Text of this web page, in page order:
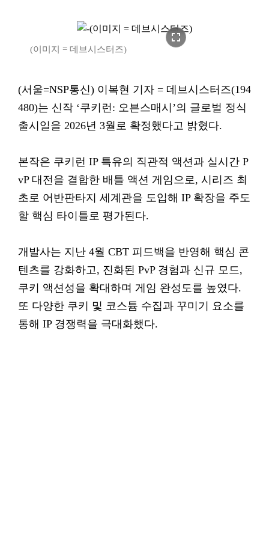
fullscreen
(이미지 = 데브시스터즈)
(서울=NSP통신) 이복현 기자 = 데브시스터즈(194
480)는 신작 ‘쿠키런: 오븐스매시’의 글로벌 정식
출시일을 2026년 3월로 확정했다고 밝혔다.
본작은 쿠키런 IP 특유의 직관적 액션과 실시간 P
vP 대전을 결합한 배틀 액션 게임으로, 시리즈 최
초로 어반판타지 세계관을 도입해 IP 확장을 주도
할 핵심 타이틀로 평가된다.
개발사는 지난 4월 CBT 피드백을 반영해 핵심 콘
텐츠를 강화하고, 진화된 PvP 경험과 신규 모드,
쿠키 액션성을 확대하며 게임 완성도를 높였다.
또 다양한 쿠키 및 코스튬 수집과 꾸미기 요소를
통해 IP 경쟁력을 극대화했다.